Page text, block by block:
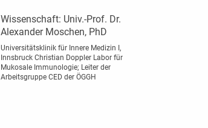
Wissenschaft: Univ.-Prof. Dr.
Alexander Moschen, PhD
Universitätsklinik für Innere Medizin I,
Innsbruck Christian Doppler Labor für
Mukosale Immunologie; Leiter der
Arbeitsgruppe CED der ÖGGH